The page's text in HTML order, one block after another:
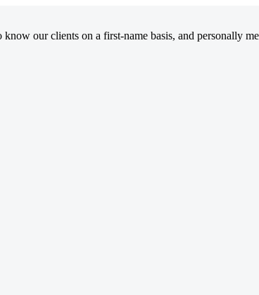
our clients on a first-name basis, and personally